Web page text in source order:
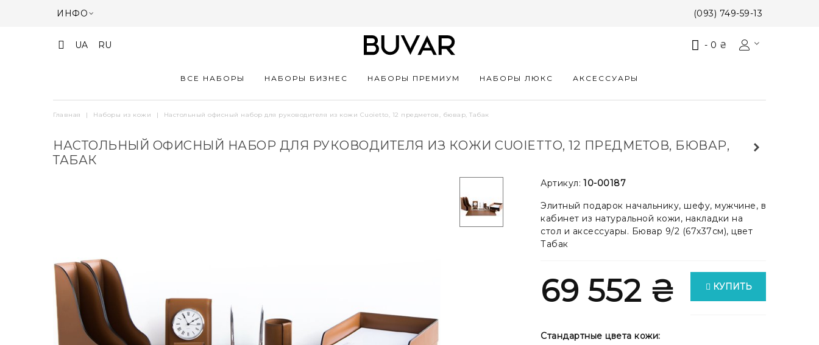
ИНФО (093) 749-59-13
UA RU - 0 ₴
ВСЕ НАБОРЫ НАБОРЫ БИЗНЕС НАБОРЫ ПРЕМИУМ НАБОРЫ ЛЮКС АКСЕССУАРЫ
Главная | Наборы из кожи | Настольный офисный набор для руководителя из кожи Cuoietto, 12 предметов, бювар, Табак
НАСТОЛЬНЫЙ ОФИСНЫЙ НАБОР ДЛЯ РУКОВОДИТЕЛЯ ИЗ КОЖИ CUOIETTO, 12 ПРЕДМЕТОВ, БЮВАР,
ТАБАК
Артикул: 10-00187
Элитный подарок начальнику, шефу, мужчине, в
кабинет из натуральной кожи, накладки на
стол и аксессуары. Бювар 9/2 (67x37см), цвет
Табак
69 552 ₴ КУПИТЬ
Стандартные цвета кожи: